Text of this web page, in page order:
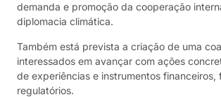
demanda e promoção da cooperação
diplomacia climática.
Também está prevista a criação de uma
interessados em avançar com ações
de experiências e instrumentos financeiros,
regulatórios.